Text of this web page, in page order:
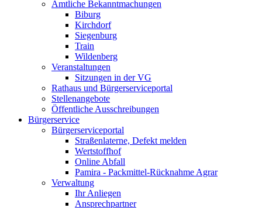
Amtliche Bekanntmachungen
Biburg
Kirchdorf
Siegenburg
Train
Wildenberg
Veranstaltungen
Sitzungen in der VG
Rathaus und Bürgerserviceportal
Stellenangebote
Öffentliche Ausschreibungen
Bürgerservice
Bürgerserviceportal
Straßenlaterne, Defekt melden
Wertstoffhof
Online Abfall
Pamira - Packmittel-Rücknahme Agrar
Verwaltung
Ihr Anliegen
Ansprechpartner